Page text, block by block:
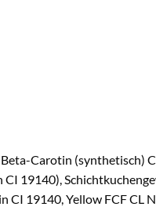
Carotin (synthetisch)
19140),
19140, Yellow FCF CL